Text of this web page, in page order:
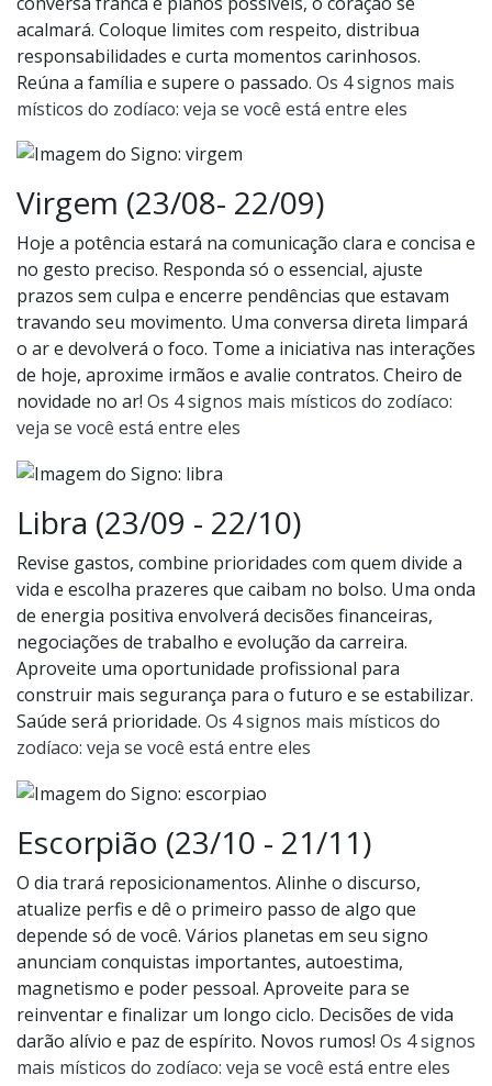
acalmará. Coloque limites com respeito, distribua
responsabilidades e curta momentos carinhosos.
Reúna a família e supere o passado. Os 4 signos mais
místicos do zodíaco: veja se você está entre eles
Virgem (23/08- 22/09)
Hoje a potência estará na comunicação clara e concisa e
no gesto preciso. Responda só o essencial, ajuste
prazos sem culpa e encerre pendências que estavam
travando seu movimento. Uma conversa direta limpará
o ar e devolverá o foco. Tome a iniciativa nas interações
de hoje, aproxime irmãos e avalie contratos. Cheiro de
novidade no ar! Os 4 signos mais místicos do zodíaco:
veja se você está entre eles
Libra (23/09 - 22/10)
Revise gastos, combine prioridades com quem divide a
vida e escolha prazeres que caibam no bolso. Uma onda
de energia positiva envolverá decisões financeiras,
negociações de trabalho e evolução da carreira.
Aproveite uma oportunidade profissional para
construir mais segurança para o futuro e se estabilizar.
Saúde será prioridade. Os 4 signos mais místicos do
zodíaco: veja se você está entre eles
Escorpião (23/10 - 21/11)
O dia trará reposicionamentos. Alinhe o discurso,
atualize perfis e dê o primeiro passo de algo que
depende só de você. Vários planetas em seu signo
anunciam conquistas importantes, autoestima,
magnetismo e poder pessoal. Aproveite para se
reinventar e finalizar um longo ciclo. Decisões de vida
darão alívio e paz de espírito. Novos rumos! Os 4 signos
mais místicos do zodíaco: veja se você está entre eles